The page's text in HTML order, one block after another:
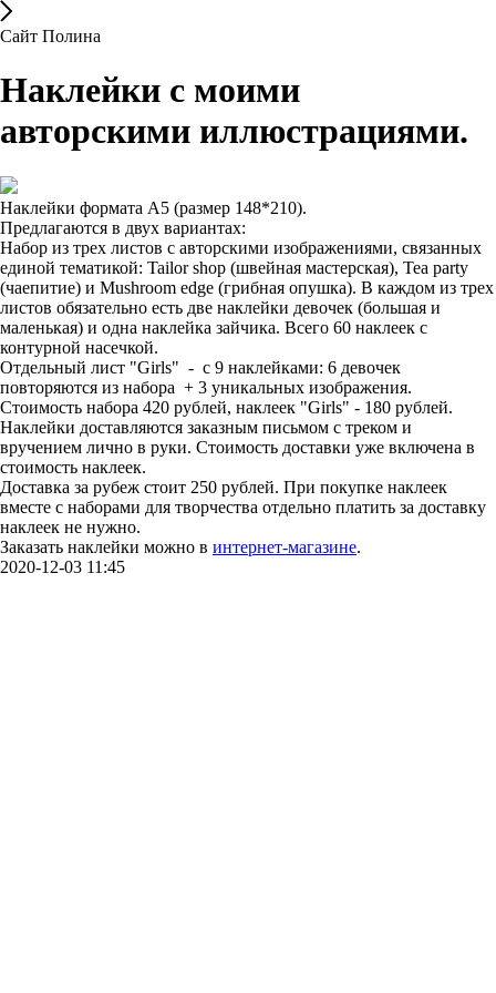
Сайт Полина
Наклейки с моими
авторскими иллюстрациями.
Наклейки формата А5 (размер 148*210).
Предлагаются в двух вариантах:
Набор из трех листов с авторскими изображениями, связанных
единой тематикой: Tailor shop (швейная мастерская), Tea party
(чаепитие) и Mushroom edge (грибная опушка). В каждом из трех
листов обязательно есть две наклейки девочек (большая и
маленькая) и одна наклейка зайчика. Всего 60 наклеек с
контурной насечкой.
Отдельный лист "Girls" - с 9 наклейками: 6 девочек
повторяются из набора + 3 уникальных изображения.
Стоимость набора 420 рублей, наклеек "Girls" - 180 рублей.
Наклейки доставляются заказным письмом с треком и
вручением лично в руки. Стоимость доставки уже включена в
стоимость наклеек.
Доставка за рубеж стоит 250 рублей. При покупке наклеек
вместе с наборами для творчества отдельно платить за доставку
наклеек не нужно.
Заказать наклейки можно в интернет-магазине.
2020-12-03 11:45